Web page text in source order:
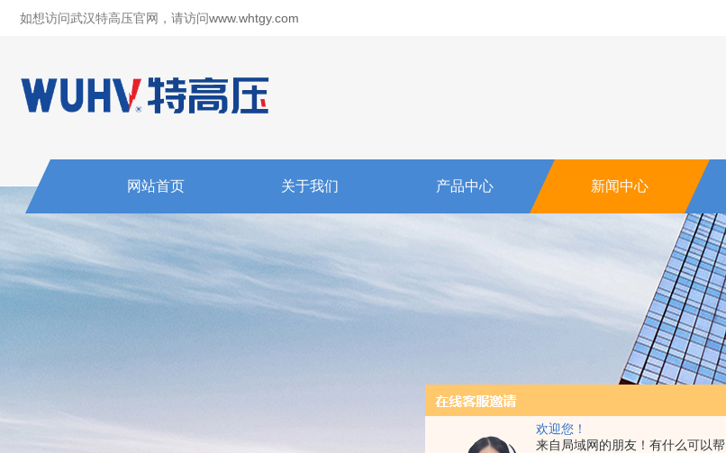
欢迎您！
来自局域网的朋友！有什么可以帮
如想访问武汉特高压官网，请访问www.whtgy.com
网站首页 关于我们 产品中心 新闻中心